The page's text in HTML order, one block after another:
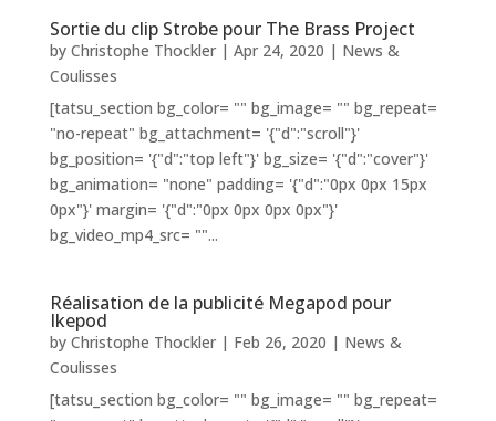
Sortie du clip Strobe pour The Brass Project
by Christophe Thockler| Apr 24, 2020 | News &
Coulisses
[tatsu_section bg_color= "" bg_image= "" bg_repeat=
"no-repeat" bg_attachment= '{"d":"scroll"}'
bg_position= '{"d":"top left"}' bg_size= '{"d":"cover"}'
bg_animation= "none" padding= '{"d":"0px 0px 15px
0px"}' margin= '{"d":"0px 0px 0px 0px"}'
bg_video_mp4_src= ""...
Réalisation de la publicité Megapod pour
Ikepod
by Christophe Thockler| Feb 26, 2020 | News &
Coulisses
[tatsu_section bg_color= "" bg_image= "" bg_repeat=